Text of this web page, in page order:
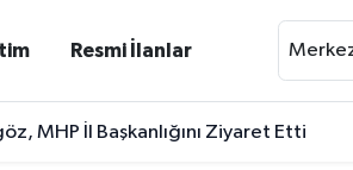
Resmi İlanlar
MHP İl Başkanlığını Ziyaret Etti